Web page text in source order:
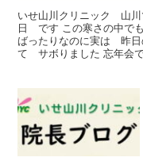
いせ山川クリニック 山
日 です この寒さの中で
ばったりなのに実は 昨
て サボりました 忘年会